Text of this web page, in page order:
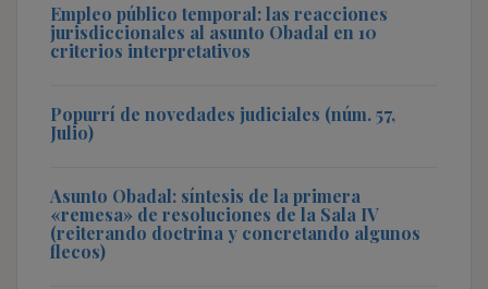
Empleo público temporal: las reacciones
jurisdiccionales al asunto Obadal en 10
criterios interpretativos
Popurrí de novedades judiciales (núm. 57,
Julio)
Asunto Obadal: síntesis de la primera
«remesa» de resoluciones de la Sala IV
(reiterando doctrina y concretando algunos
flecos)